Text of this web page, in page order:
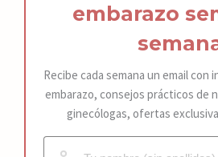
embarazo
Recibe cada semana un email con
embarazo, consejos prácticos de
ginecólogas, ofertas